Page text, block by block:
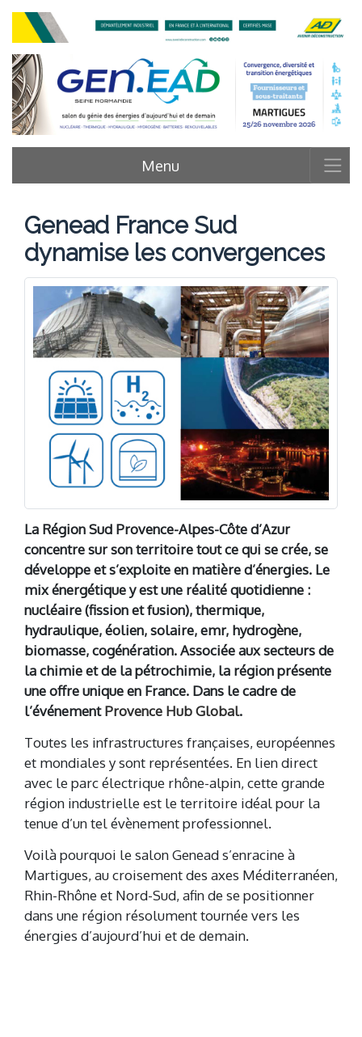
Menu
Genead France Sud
dynamise les convergences
La Région Sud Provence-Alpes-Côte d’Azur
concentre sur son territoire tout ce qui se crée, se
développe et s’exploite en matière d’énergies. Le
mix énergétique y est une réalité quotidienne :
nucléaire (fission et fusion), thermique,
hydraulique, éolien, solaire, emr, hydrogène,
biomasse, cogénération. Associée aux secteurs de
la chimie et de la pétrochimie, la région présente
une offre unique en France. Dans le cadre de
l’événementProvence Hub Global.
Toutes les infrastructures françaises, européennes
et mondiales y sont représentées. En lien direct
avec le parc électrique rhône-alpin, cette grande
région industrielle est le territoire idéal pour la
tenue d’un tel évènement professionnel.
Voilà pourquoi le salon Genead s’enracine à
Martigues, au croisement des axes Méditerranéen,
Rhin-Rhône et Nord-Sud, afin de se positionner
dans une région résolument tournée vers les
énergies d’aujourd’hui et de demain.